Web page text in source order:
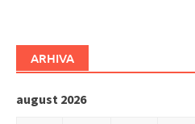
ARHIVA
august 2026